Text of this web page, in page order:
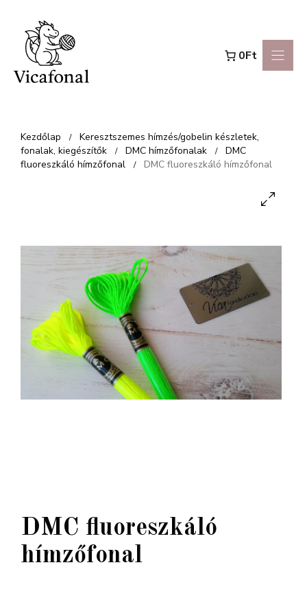
Kilépés
tartalomba
0Ft
Kezdőlap /
Keresztszemes hímzés/gobelin készletek,
fonalak, kiegészítők
/ DMC hímzőfonalak /
DMC
fluoreszkáló hímzőfonal
/ DMC fluoreszkáló hímzőfonal
DMC fluoreszkáló
hímzőfonal